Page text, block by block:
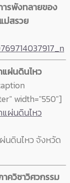
ารพังทลายของ
ม่สรวย
ผ่นดินไหว
width="550"]
นดินไหว จังหวัด
าควิชาวิศวกรรม